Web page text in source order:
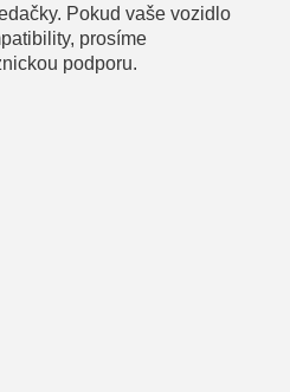
Pokud vaše vozidlo
prosíme
podporu.